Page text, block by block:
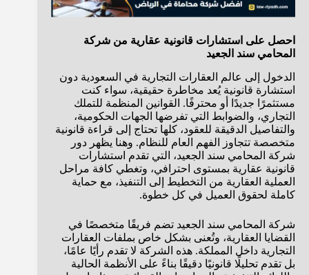
احصل على استشارات قانونية عقارية من شركة
المحامي سند الجعيد
الدخول إلى عالم العقارات التجارية في السعودية دون
استشارة قانونية يُعد مخاطرة حقيقية، سواء كنت
مستثمرًا جديدًا أو محترفًا. القوانين المنظمة للتملك
التجاري، والضوابط التي تفرضها الجهات الحكومية،
والتفاصيل الدقيقة للعقود، كلها تحتاج إلى قراءة قانونية
متخصصة تتجاوز الفهم العام للنظام. وهنا يظهر دور
شركة المحامي سند الجعيد، التي تقدم استشارات
قانونية عقارية بمستوى احترافي، وتغطي كافة مراحل
العملية العقارية من التخطيط إلى التنفيذ، مع حماية
كاملة لحقوق العميل في كل خطوة.
شركة المحامي سند الجعيد تضم فريقًا متخصصًا في
القضايا العقارية، وتُعنى بشكل خاص بملفات العقارات
التجارية داخل المملكة. هذه الشركة لا تقدم رأيًا عامًا،
بل تقدم تحليلًا قانونيًا دقيقًا بناءً على الأنظمة الحالية